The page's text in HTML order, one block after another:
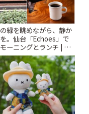
緑を眺めながら、静か
。仙台「Echoes」で
ーニングとランチ | こ